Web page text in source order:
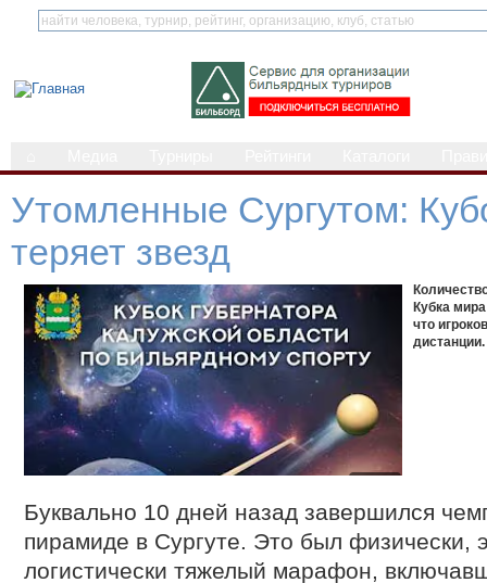
Утомленные Сургутом:
теряет звезд
Кубка
что
дистанции.
Буквально 10 дней назад завершился
пирамиде в Сургуте. Это был физически,
логистически тяжелый марафон,